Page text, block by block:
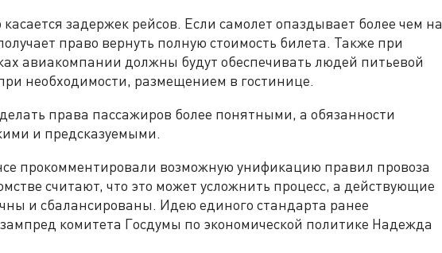
задержек рейсов. Если самолет опаздывает более чем на
право вернуть полную стоимость билета. Также при
авиакомпании должны будут обеспечивать людей питьевой
необходимости, размещением в гостинице.
права пассажиров более понятными, а обязанности
и предсказуемыми.
прокомментировали возможную унификацию правил провоза
считают, что это может усложнить процесс, а действующие
и сбалансированы. Идею единого стандарта ранее
комитета Госдумы по экономической политике Надежда